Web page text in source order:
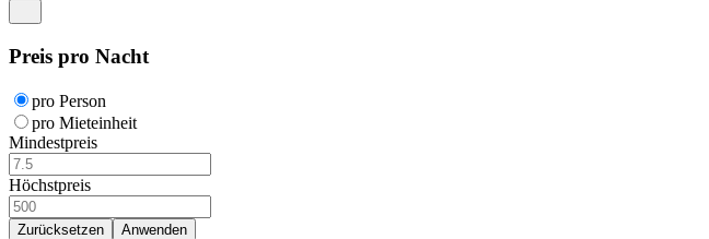
Preis pro Nacht
pro Person
pro Mieteinheit
Mindestpreis
Höchstpreis